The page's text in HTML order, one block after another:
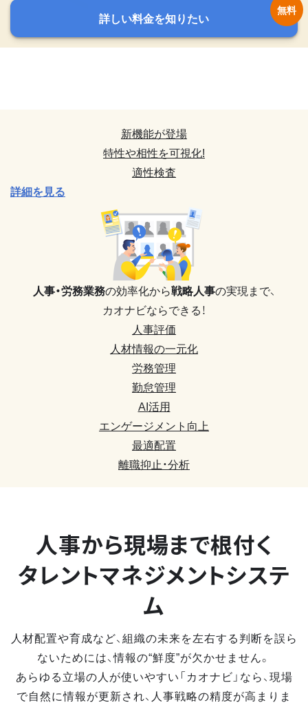
詳しい料金を知りたい
詳しい料金を知りたい
詳しい料金を知りたい
新機能が登場
特性や相性を可視化!
適性検査
詳細を見る
人事・労務業務の効率化から戦略人事の実現まで、
カオナビならできる！
人事評価
人材情報の一元化
労務管理
勤怠管理
AI活用
エンゲージメント向上
最適配置
離職抑止・分析
人事から現場まで根付く
タレントマネジメントシステ
ム
人材配置や育成など、組織の未来を左右する判断を誤ら
ないためには、情報の“鮮度”が欠かせません。
あらゆる立場の人が使いやすい「カオナビ」なら、現場
で自然に情報が更新され、人事戦略の精度が高まりま